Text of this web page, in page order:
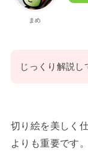
まめ
じっくり解説し
切り絵を美しく
よりも重要です。